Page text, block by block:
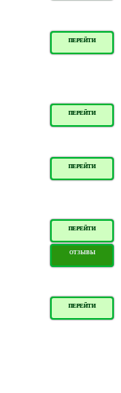
ПЕРЕЙТИ
ПЕРЕЙТИ
ПЕРЕЙТИ
ПЕРЕЙТИ
ОТЗЫВЫ
ПЕРЕЙТИ